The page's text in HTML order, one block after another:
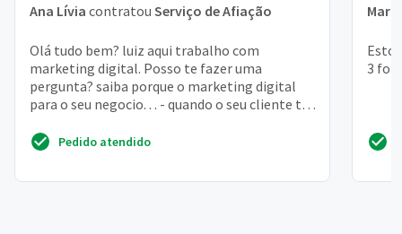
Ana Lívia contratou Serviço de Afiação
Olá tudo bem? luiz aqui trabalho com
marketing digital. Posso te fazer uma
pergunta? saiba porque o marketing digital
para o seu negocio. . . - quando o seu cliente te
Pedido atendido
3